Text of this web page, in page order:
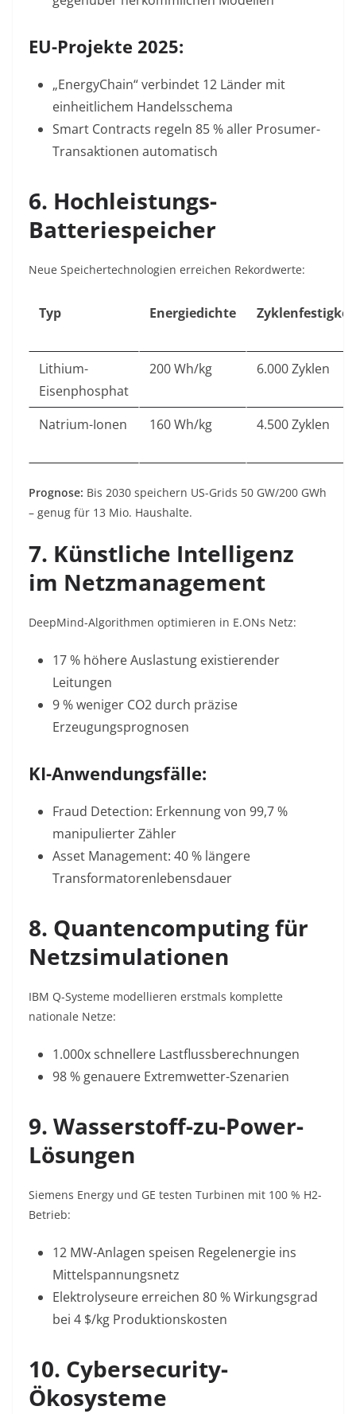
EU-Projekte 2025:
„EnergyChain“ verbindet 12 Länder mit
einheitlichem Handelsschema
Smart Contracts regeln 85 % aller Prosumer-
Transaktionen automatisch
6. Hochleistungs-
Batteriespeicher
Neue Speichertechnologien erreichen Rekordwerte:
Typ Energiedichte
Lithium-
Eisenphosphat
200 Wh/kg 6.000 Zyklen
Natrium-Ionen 160 Wh/kg 4.500 Zyklen
Prognose: Bis 2030 speichern US-Grids 50 GW/200 GWh
– genug für 13 Mio. Haushalte.
7. Künstliche Intelligenz
im Netzmanagement
DeepMind-Algorithmen optimieren in E.ONs Netz:
17 % höhere Auslastung existierender
Leitungen
9 % weniger CO2 durch präzise
Erzeugungsprognosen
KI-Anwendungsfälle:
Fraud Detection: Erkennung von 99,7 %
manipulierter Zähler
Asset Management: 40 % längere
Transformatorenlebensdauer
8. Quantencomputing für
Netzsimulationen
IBM Q-Systeme modellieren erstmals komplette
nationale Netze:
1.000x schnellere Lastflussberechnungen
98 % genauere Extremwetter-Szenarien
9. Wasserstoff-zu-Power-
Lösungen
Siemens Energy und GE testen Turbinen mit 100 % H2-
Betrieb:
12 MW-Anlagen speisen Regelenergie ins
Mittelspannungsnetz
Elektrolyseure erreichen 80 % Wirkungsgrad
bei 4 $/kg Produktionskosten
10. Cybersecurity-
Ökosysteme